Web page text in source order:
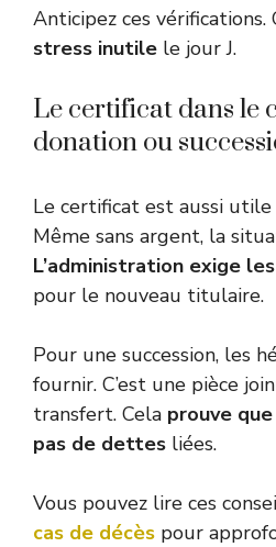
Anticipez ces vérifications.
stress inutile le jour J.
Le certificat dans le
donation ou
Le certificat est aussi
Même sans argent, la
L’administration exige
pour le nouveau titulaire.
Pour une succession, les
fournir. C’est une pièce
transfert. Cela prouve
pas de dettes liées.
Vous pouvez lire ces
cas de décès pour